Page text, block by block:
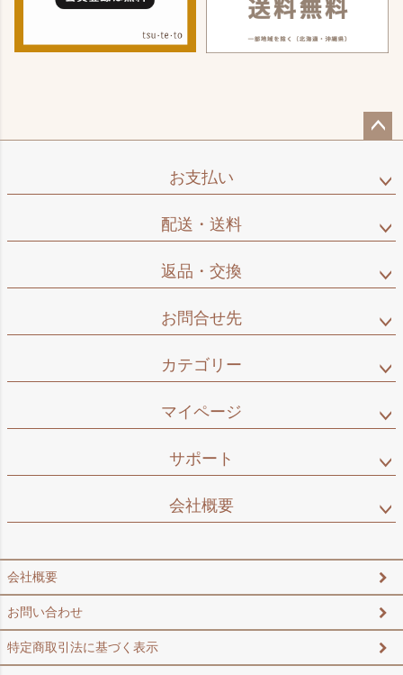
ップ
お支払い
配送・送料
返品・交換
お問合せ先
カテゴリー
マイページ
サポート
会社概要
会社概要
お問い合わせ
特定商取引法に基づく表示